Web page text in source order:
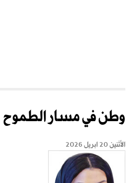
وطن في مسار الطموح
الأثنين 20 ابريل 2026